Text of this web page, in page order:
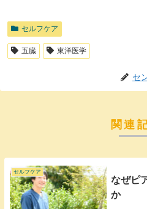
セルフケア
五臓 東洋医学
セ
関連
セルフケア
なぜピ
か